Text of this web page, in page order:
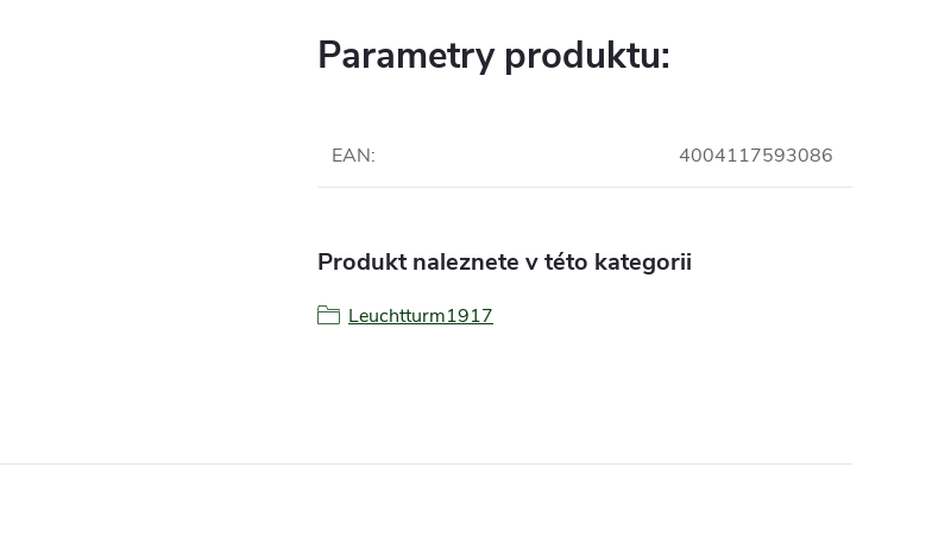
Parametry produktu:
EAN: 4004117593086
Produkt naleznete v této kategorii
Leuchtturm1917